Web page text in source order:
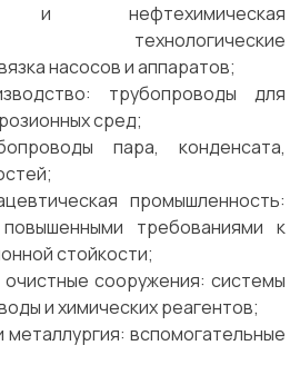
и нефтехимическая
технологические
насосов и аппаратов;
трубопроводы для
сред;
пара, конденсата,
промышленность:
требованиями к
стойкости;
сооружения: системы
и химических реагентов;
вспомогательные